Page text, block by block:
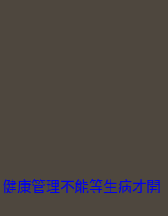
康管理不能等生病才開